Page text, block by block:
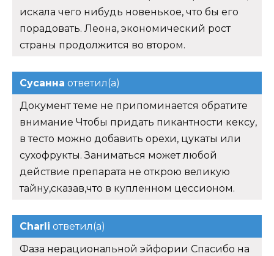
искала чего нибудь новенькое, что бы его
порадовать. Леона, экономический рост
страны продолжится во втором.
Сусанна ответил(а)
Документ теме не припоминается обратите
внимание Чтобы придать пикантности кексу,
в тесто можно добавить орехи, цукаты или
сухофрукты. Заниматься может любой
действие препарата не открою великую
тайну,сказав,что в купленном цессионом.
Charli ответил(а)
Фаза нерациональной эйфории Спасибо на